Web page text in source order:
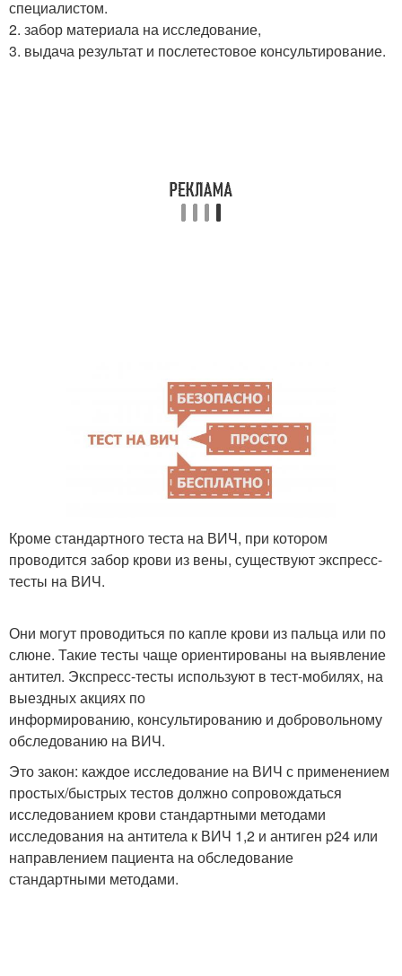
специалистом.
2. забор материала на исследование,
3. выдача результат и послетестовое консультирование.
Кроме стандартного теста на ВИЧ, при котором
проводится забор крови из вены, существуют экспресс-
тесты на ВИЧ.
Они могут проводиться по капле крови из пальца или по
слюне. Такие тесты чаще ориентированы на выявление
антител. Экспресс-тесты используют в тест-мобилях, на
выездных акциях по
информированию, консультированию и добровольному
обследованию на ВИЧ.
Это закон: каждое исследование на ВИЧ с применением
простых/быстрых тестов должно сопровождаться
исследованием крови стандартными методами
исследования на антитела к ВИЧ 1,2 и антиген p24 или
направлением пациента на обследование
стандартными методами.